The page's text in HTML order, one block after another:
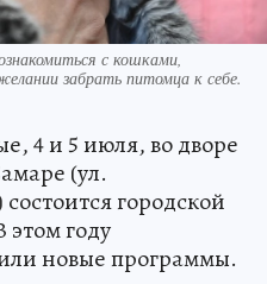
с кошками,
забрать питомца к себе.
4 и 5 июля, во дворе
(ул.
городской
этом году
новые программы.